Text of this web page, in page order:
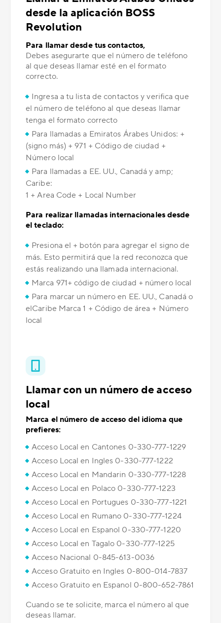
desde la aplicación BOSS
Revolution
Para llamar desde tus contactos,
Debes asegurarte que el número de teléfono
al que deseas llamar esté en el formato
correcto.
Ingresa a tu lista de contactos y verifica que
el número de teléfono al que deseas llamar
tenga el formato correcto
Para llamadas a Emiratos Árabes Unidos: +
(signo más) + 971 + Código de ciudad +
Número local
Para llamadas a EE. UU., Canadá y amp;
Caribe:
1 + Area Code + Local Number
Para realizar llamadas internacionales desde
el teclado:
Presiona el + botón para agregar el signo de
más. Esto permitirá que la red reconozca que
estás realizando una llamada internacional.
Marca 971+ código de ciudad + número local
Para marcar un número en EE. UU., Canadá o
elCaribe Marca 1 + Código de área + Número
local
Llamar con un número de acceso
local
Marca el número de acceso del idioma que
prefieres:
Acceso Local en Cantones 0-330-777-1229
Acceso Local en Ingles 0-330-777-1222
Acceso Local en Mandarin 0-330-777-1228
Acceso Local en Polaco 0-330-777-1223
Acceso Local en Portugues 0-330-777-1221
Acceso Local en Rumano 0-330-777-1224
Acceso Local en Espanol 0-330-777-1220
Acceso Local en Tagalo 0-330-777-1225
Acceso Nacional 0-845-613-0036
Acceso Gratuito en Ingles 0-800-014-7837
Acceso Gratuito en Espanol 0-800-652-7861
Cuando se te solicite, marca el número al que
deseas llamar.